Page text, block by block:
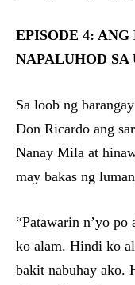
EPISODE 4:
NAPALUHOD SA
Sa loob ng
Don Ricardo ang
Nanay Mila at
may bakas ng
“Patawarin n’yo
ko alam. Hindi ko
bakit nabuhay ako.